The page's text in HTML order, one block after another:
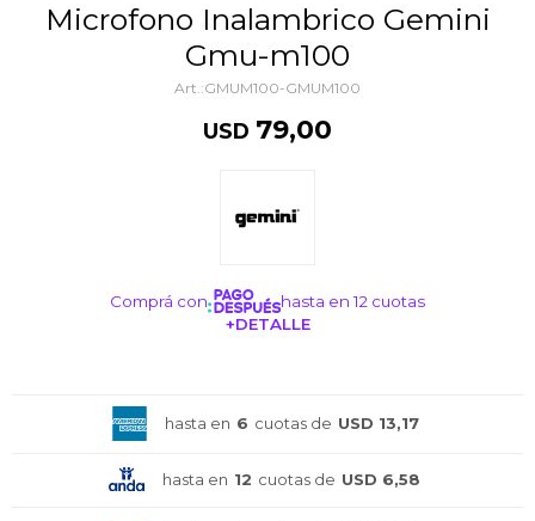
Microfono Inalambrico Gemini
Gmu-m100
GMUM100-GMUM100
USD 79,00
Comprá con
hasta en 12 cuotas
+DETALLE
hasta en 6 cuotas de USD 13,17
hasta en 12 cuotas de USD 6,58